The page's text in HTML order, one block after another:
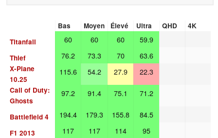
Bas Moyen Élevé Ultra QHD
4K
Titanfall
60 60 60 59.9
Thief 76.2 73.3 70 63.6
X-Plane
10.25
115.6 54.2 27.9 22.3
Call of Duty:
Ghosts
97.2 91.4 75.1 71.2
Battlefield 4 194.4 179.3 155.8 84.5
F1 2013 117 117 114 95